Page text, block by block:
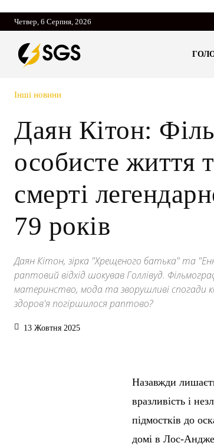
Четвер, 6 Серпня, 2026
Інші новини
Даян Кітон:
особисте життя
смерті
79 років
Даян Кітон, зірка "Хрещеного батька" та
раптовий відхід шокував Голлівуд.
материнство, мода та зворушливі спогади
здоров'я погіршилося раптово?
13 Жовтня 2025
Назавжди
вразливість і
підмостків до
домі в Лос-